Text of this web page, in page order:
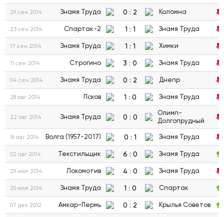
29 сен 2014 Знамя Труда 0 : 2 Коломна
23 сен 2014 Спартак-2 1 : 1 Знамя Труда
17 сен 2014 Знамя Труда 1 : 1 Химки
11 сен 2014 Строгино 3 : 0 Знамя Труда
04 сен 2014 Знамя Труда 0 : 2 Днепр
28 авг 2014 Псков 1 : 0 Знамя Труда
22 авг 2014 Знамя Труда 0 : 0
Олимп-
Долгопрудный
16 авг 2014 Волга (1957-2017) 0 : 1 Знамя Труда
02 авг 2014 Текстильщик 6 : 0 Знамя Труда
29 июл 2014 Локомотив 4 : 0 Знамя Труда
25 июл 2014 Знамя Труда 1 : 0 Спартак
07 дек 2012 Амкар-Пермь 0 : 2 Крылья Советов